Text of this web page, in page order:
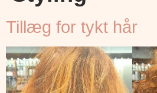
Tillæg for tykt hår